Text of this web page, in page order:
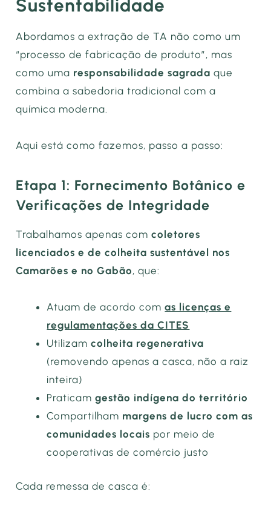
Sustentabilidade
Abordamos a extração de TA não como um
“processo de fabricação de produto”, mas
como uma responsabilidade sagrada que
combina a sabedoria tradicional com a
química moderna.
Aqui está como fazemos, passo a passo:
Etapa 1: Fornecimento Botânico e
Verificações de Integridade
Trabalhamos apenas comcoletores
licenciados e de colheita sustentável nos
Camarões e no Gabão, que:
Atuam de acordo comas licenças e
regulamentações da CITES
Utilizamcolheita regenerativa
(removendo apenas a casca, não a raiz
inteira)
Praticamgestão indígena do território
Compartilham margens de lucro com as
comunidades locais por meio de
cooperativas de comércio justo
Cada remessa de casca é: